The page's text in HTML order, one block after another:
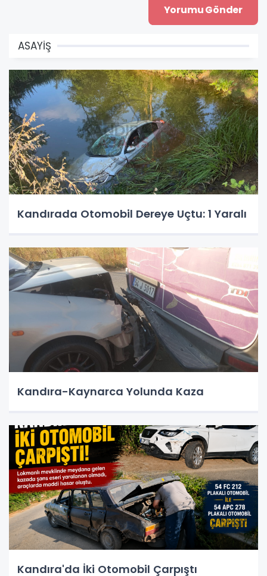
ASAYİŞ
Kandırada Otomobil Dereye Uçtu: 1 Yaralı
Kandıra-Kaynarca Yolunda Kaza
Kandıra'da İki Otomobil Çarpıştı